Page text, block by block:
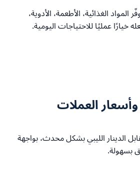
الغذائية، الأطعمة، الأدوية،
خيارًا عمليًا للاحتياجات اليومية.
العملات
الدينار الليبي بشكل محدث، بواجهة
بسهولة.